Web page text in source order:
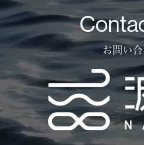
お問い